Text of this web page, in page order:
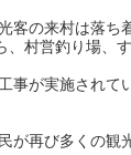
客の来村は落ち
、村営釣り場、
事が実施されて
が再び多くの